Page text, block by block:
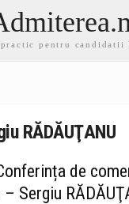
pentru candidatii
RĂDĂUŢANU
de
Sergiu